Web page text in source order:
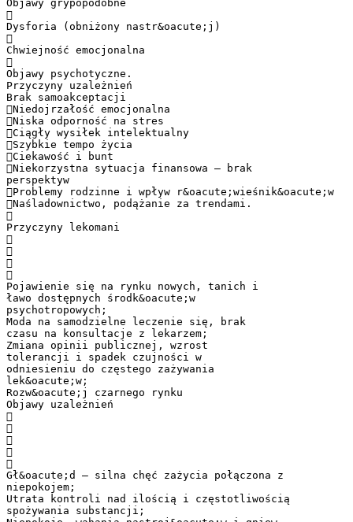
Objawy grypopodobne

Dysforia (obniżony nastr&oacute;j)

Chwiejność emocjonalna

Objawy psychotyczne.
Przyczyny uzależnień
Brak samoakceptacji
Niedojrzałość emocjonalna
Niska odporność na stres
Ciągły wysiłek intelektualny
Szybkie tempo życia
Ciekawość i bunt
Niekorzystna sytuacja finansowa – brak
perspektyw
Problemy rodzinne i wpływ r&oacute;wieśnik&oacute;w
Naśladownictwo, podążanie za trendami.

Przyczyny lekomani




Pojawienie się na rynku nowych, tanich i
ławo dostępnych środk&oacute;w
psychotropowych;
Moda na samodzielne leczenie się, brak
czasu na konsultacje z lekarzem;
Zmiana opinii publicznej, wzrost
tolerancji i spadek czujności w
odniesieniu do częstego zażywania
lek&oacute;w;
Rozw&oacute;j czarnego rynku
Objawy uzależnień





Gł&oacute;d – silna chęć zażycia połączona z
niepokojem;
Utrata kontroli nad ilością i częstotliwością
spożywania substancji;